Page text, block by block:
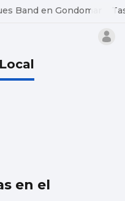
Band en Gondomar
en el